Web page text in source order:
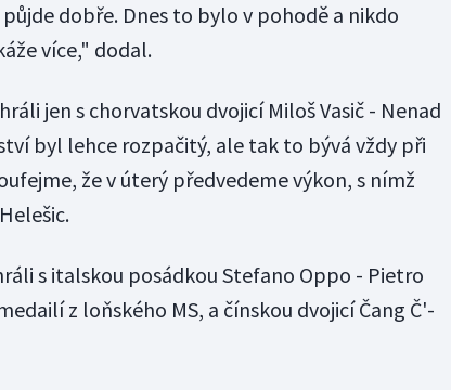
dobře. Dnes to bylo v pohodě a nikdo
více," dodal.
jen s chorvatskou dvojicí Miloš Vasič - Nenad
byl lehce rozpačitý, ale tak to bývá vždy při
že v úterý předvedeme výkon, s nímž
s italskou posádkou Stefano Oppo - Pietro
z loňského MS, a čínskou dvojicí Čang Č'-